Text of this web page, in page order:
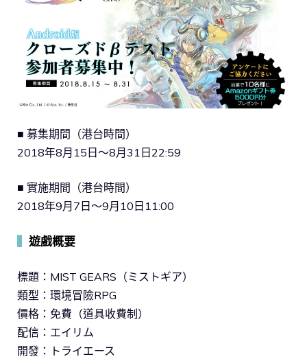
■ 募集期間（港台時間）
2018年8月15日～8月31日22:59
■ 實施期間（港台時間）
2018年9月7日～9月10日11:00
遊戲概要
標題：MIST GEARS（ミストギア）
類型：環境冒險RPG
價格：免費（道具收費制）
配信：エイリム
開發：トライエース